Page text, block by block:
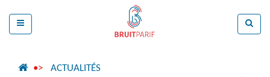
ACTUALITÉS